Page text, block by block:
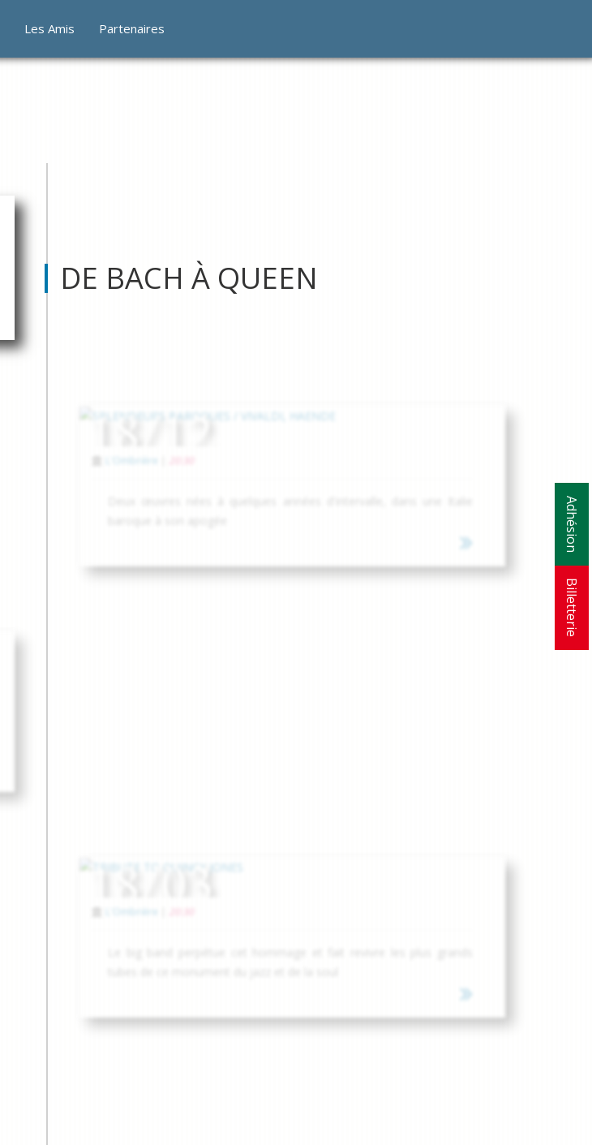
Adhésion
Billetterie
Les Amis Partenaires
18/12
18/03